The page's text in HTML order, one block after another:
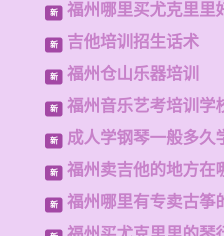
新 福州哪里买尤克里里
新 吉他培训招生话术
新 福州仓山乐器培训
新 福州音乐艺考培训学
新 成人学钢琴一般多久
新 福州卖吉他的地方在
新 福州哪里有专卖古筝